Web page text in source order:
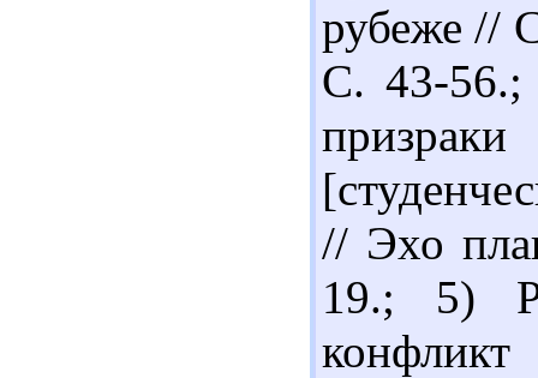
рубеже //
С. 43-
// Эхо
19.; 5)